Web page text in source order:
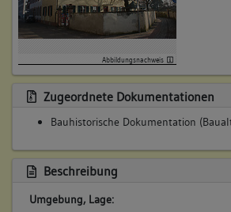
Abbildungsnachweis
Zugeordnete Dokumentationen
Bauhistorische Dokumentation
Beschreibung
Umgebung, Lage: